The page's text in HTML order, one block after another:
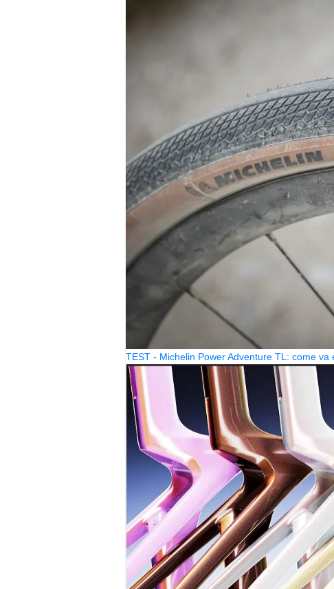
TEST - Michelin Power Adventure TL: come va